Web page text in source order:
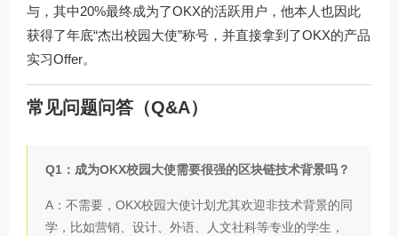
与，其中20%最终成为了OKX的活跃用户，他本人也因此
获得了年底“杰出校园大使”称号，并直接拿到了OKX的产品
实习Offer。
常见问题问答（Q&A）
Q1：成为OKX校园大使需要很强的区块链技术背景吗？
A：不需要，OKX校园大使计划尤其欢迎非技术背景的同
学，比如营销、设计、外语、人文社科等专业的学生，